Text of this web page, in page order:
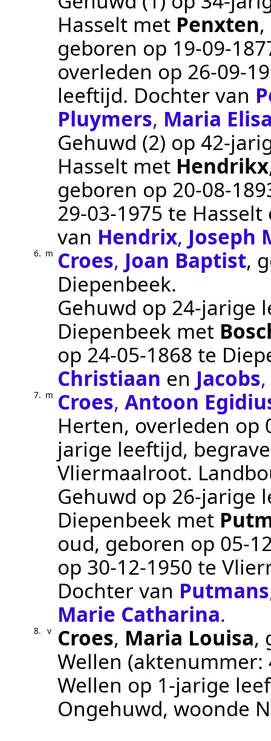
Hasselt met Penxten,
geboren op
overleden op
leeftijd. Dochter van
Pluymers, Maria
Gehuwd (2) op 42-
Hasselt met Hendrikx
geboren op
29‑03‑1975 te Hasselt
van Hendrix, Joseph
6. m Croes, Joan Baptist,
Diepenbeek.
Gehuwd op 24-jarige
Diepenbeek met
op 24‑05‑1868 te
Christiaan en Jacobs
7. m Croes,Antoon
Herten, overleden op
jarige leeftijd,
Vliermaalroot.
Gehuwd op 26-jarige
Diepenbeek met
oud, geboren op
op 30‑12‑1950 te
Dochter van Putmans
Marie Catharina.
8. v Croes, Maria Louisa,
Wellen (aktenummer:
Wellen op 1-jarige
Ongehuwd, woonde